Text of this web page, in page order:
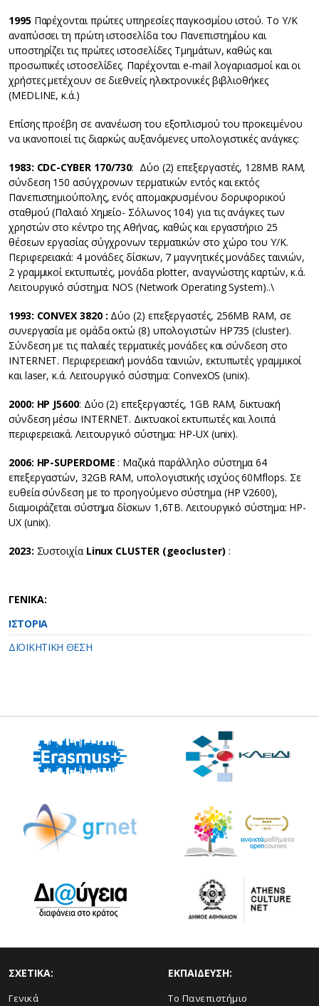
1995Παρέχονται πρώτες υπηρεσίες παγκοσμίου ιστού. Το Υ/Κ
αναπύσσει τη πρώτη ιστοσελίδα του Πανεπιστημίου και
υποστηρίζει τις πρώτες ιστοσελίδες Τμημάτων, καθώς και
προσωπικές ιστοσελίδες. Παρέχονται e-mail λογαριασμοί και οι
χρήστες μετέχουν σε διεθνείς ηλεκτρονικές βιβλιοθήκες
(MEDLINE, κ.ά.)
Eπίσης προέβη σε ανανέωση του εξοπλισμού του προκειμένου
να ικανοποιεί τις διαρκώς αυξανόμενες υπολογιστικές ανάγκες:
1983: CDC-CYBER170/730: Δύο (2) επεξεργαστές, 128ΜΒ RAM,
σύνδεση 150 ασύγχρονων τερματικών εντός και εκτός
Πανεπιστημιούπολης, ενός απομακρυσμένου δορυφορικού
σταθμού (Παλαιό Χημείο- Σόλωνος 104) για τις ανάγκες των
χρηστών στο κέντρο της Αθήνας, καθώς και εργαστήριο 25
θέσεων εργασίας σύγχρονων τερματικών στο χώρο του Υ/Κ.
Περιφερειακά: 4 μονάδες δίσκων, 7 μαγνητικές μονάδες ταινιών,
2 γραμμικοί εκτυπωτές, μονάδα plotter, αναγνώστης καρτών, κ.ά.
Λειτουργικό σύστημα: NOS (Network Operating System)..\
1993: CONVEX 3820 : Δύο (2) επεξεργαστές, 256ΜΒ RAM, σε
συνεργασία με ομάδα οκτώ (8) υπολογιστών HP735 (cluster).
Σύνδεση με τις παλαιές τερματικές μονάδες και σύνδεση στο
INTERNET. Περιφερειακή μονάδα ταινιών, εκτυπωτές γραμμικοί
και laser, κ.ά. Λειτουργικό σύστημα: ConvexOS (unix).
2000: HP J5600: Δύο (2) επεξεργαστές, 1GB RAM, δικτυακή
σύνδεση μέσω INTERNET. Δικτυακοί εκτυπωτές και λοιπά
περιφερειακά. Λειτουργικό σύστημα: HP-UX (unix).
2006: HP-SUPERDOME : Μαζικά παράλληλο σύστημα 64
επεξεργαστών, 32GB RAM, υπολογιστικής ισχύος 60Mflops. Σε
ευθεία σύνδεση με το προηγούμενο σύστημα (HP V2600),
διαμοιράζεται σύστημα δίσκων 1,6ΤΒ. Λειτουργικό σύστημα: HP-
UX (unix).
2023: Συστοιχία Linux CLUSTER (geocluster) :
ΓΕΝΙΚΑ:
ΙΣΤΟΡΙΑ
ΔΙΟΙΚΗΤΙΚΗ ΘΕΣΗ
ΣΧΕΤΙΚΑ:
Γενικά
ΕΚΠΑΙΔΕΥΣΗ:
Το Πανεπιστήμιο